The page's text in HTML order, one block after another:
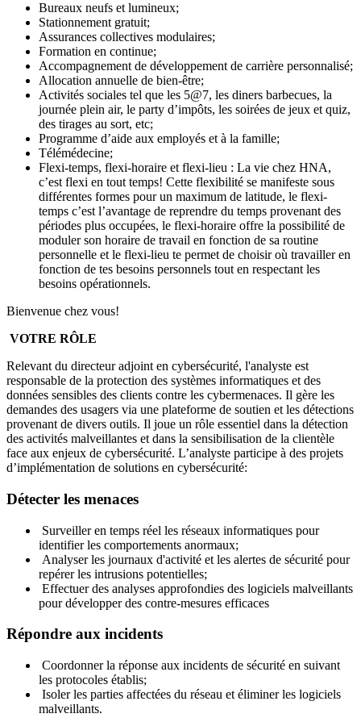
Bureaux neufs et lumineux;
Stationnement gratuit;
Assurances collectives modulaires;
Formation en continue;
Accompagnement de développement de carrière personnalisé;
Allocation annuelle de bien-être;
Activités sociales tel que les 5@7, les diners barbecues, la
journée plein air, le party d’impôts, les soirées de jeux et quiz,
des tirages au sort, etc;
Programme d’aide aux employés et à la famille;
Télémédecine;
Flexi-temps, flexi-horaire et flexi-lieu : La vie chez HNA,
c’est flexi en tout temps! Cette flexibilité se manifeste sous
différentes formes pour un maximum de latitude, le flexi-
temps c’est l’avantage de reprendre du temps provenant des
périodes plus occupées, le flexi-horaire offre la possibilité de
moduler son horaire de travail en fonction de sa routine
personnelle et le flexi-lieu te permet de choisir où travailler en
fonction de tes besoins personnels tout en respectant les
besoins opérationnels.
Bienvenue chez vous!
VOTRE RÔLE
Relevant du directeur adjoint en cybersécurité, l'analyste est
responsable de la protection des systèmes informatiques et des
données sensibles des clients contre les cybermenaces. Il gère les
demandes des usagers via une plateforme de soutien et les détections
provenant de divers outils. Il joue un rôle essentiel dans la détection
des activités malveillantes et dans la sensibilisation de la clientèle
face aux enjeux de cybersécurité. L’analyste participe à des projets
d’implémentation de solutions en cybersécurité:
Détecter les menaces
Surveiller en temps réel les réseaux informatiques pour
identifier les comportements anormaux;
Analyser les journaux d'activité et les alertes de sécurité pour
repérer les intrusions potentielles;
Effectuer des analyses approfondies des logiciels malveillants
pour développer des contre-mesures efficaces
Répondre aux incidents
Coordonner la réponse aux incidents de sécurité en suivant
les protocoles établis;
Isoler les parties affectées du réseau et éliminer les logiciels
malveillants.